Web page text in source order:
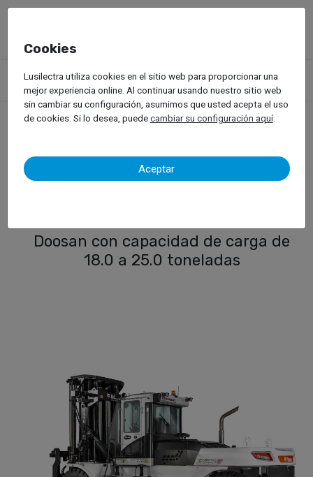
Productos Carretillas Elevadoras
Carretillas Diésel
Carretilla Diésel (18 a 25 ton)
Carretilla Diésel (18 a 25
ton)
Doosan con capacidad de carga de
18.0 a 25.0 toneladas
Cookies
Lusilectra utiliza cookies en el sitio web para proporcionar una
mejor experiencia online. Al continuar usando nuestro sitio web
sin cambiar su configuración, asumimos que usted acepta el uso
de cookies. Si lo desea, puedecambiar su configuración aquí.
Aceptar